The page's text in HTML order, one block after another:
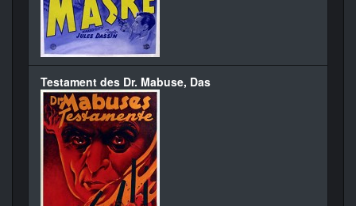
Testament des Dr. Mabuse, Das